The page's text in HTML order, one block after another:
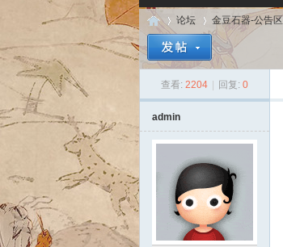
»
论坛
›
金豆石器-公告区
查看: 2204 回复: 0
admin